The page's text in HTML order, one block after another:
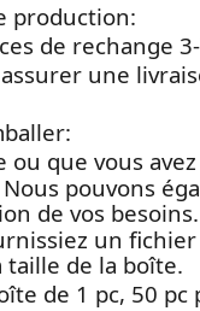
production:
de rechange
une
que vous
pouvons
de vos besoins.
un
taille de la boîte.
de 1 pc, 50 pc